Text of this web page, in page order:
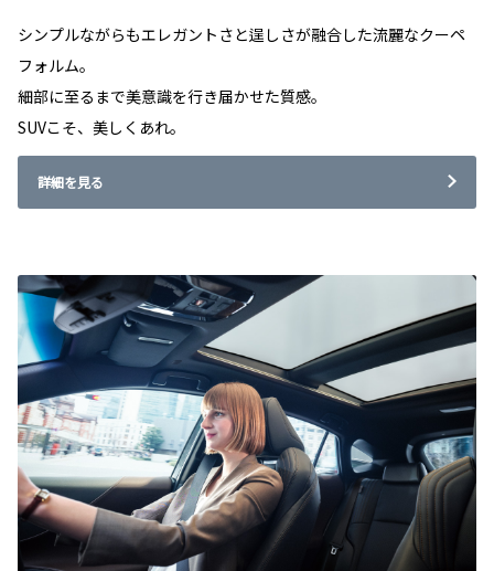
シンプルながらもエレガントさと逞しさが融合した流麗なクーペ
フォルム。
細部に至るまで美意識を行き届かせた質感。
SUVこそ、美しくあれ。
詳細を見る